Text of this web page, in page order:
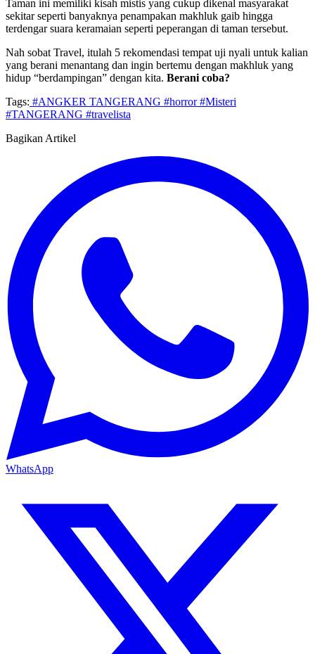
Taman ini memiliki kisah mistis yang cukup dikenal masyarakat
sekitar seperti banyaknya penampakan makhluk gaib hingga
terdengar suara keramaian seperti peperangan di taman tersebut.
Nah sobat Travel, itulah 5 rekomendasi tempat uji nyali untuk kalian
yang berani menantang dan ingin bertemu dengan makhluk yang
hidup “berdampingan” dengan kita. Berani coba?
Tags: #ANGKER TANGERANG #horror#Misteri
#TANGERANG #travelista
Bagikan Artikel
WhatsApp